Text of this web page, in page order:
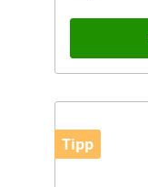
Tipp